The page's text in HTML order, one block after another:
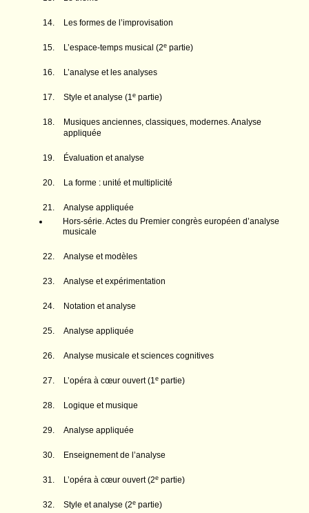
Les formes de l’improvisation
L’espace-temps musical (2e partie)
L’analyse et les analyses
Style et analyse (1e partie)
Musiques anciennes, classiques, modernes. Analyse
appliquée
Évaluation et analyse
La forme : unité et multiplicité
Analyse appliquée
Hors-série. Actes du Premier congrès européen d’analyse
musicale
Analyse et modèles
Analyse et expérimentation
Notation et analyse
Analyse appliquée
Analyse musicale et sciences cognitives
L’opéra à cœur ouvert (1e partie)
Logique et musique
Analyse appliquée
Enseignement de l’analyse
L’opéra à cœur ouvert (2e partie)
Style et analyse (2e partie)